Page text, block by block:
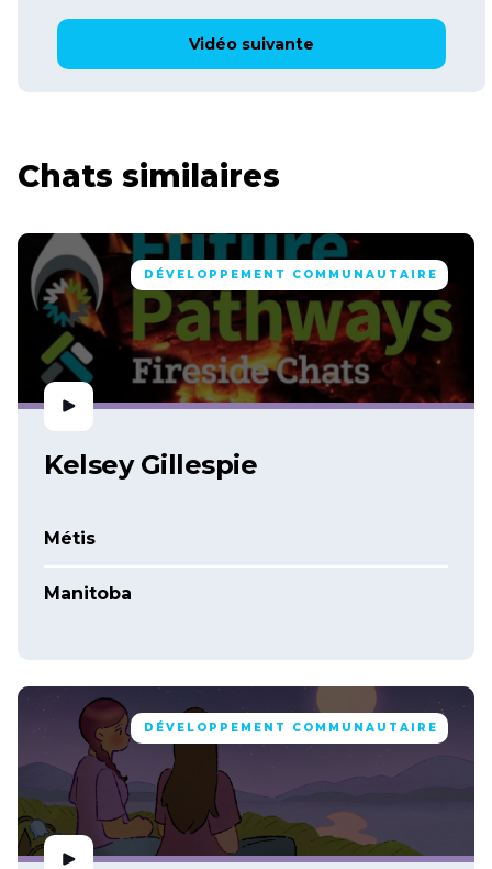
Vidéo suivante
Chats similaires
DÉVELOPPEMENT COMMUNAUTAIRE
Kelsey Gillespie
Métis
Manitoba
DÉVELOPPEMENT COMMUNAUTAIRE